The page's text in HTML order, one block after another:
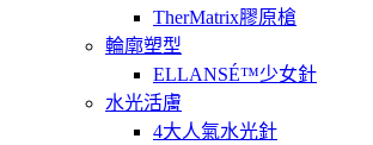
TherMatrix膠原槍
輪廓塑型
ELLANSÉ™少女針
水光活膚
4大人氣水光針